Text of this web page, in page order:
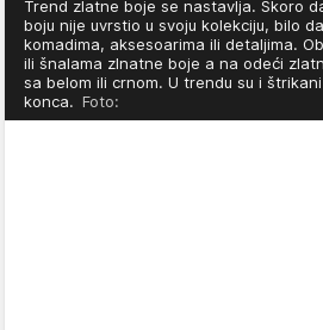
Trend zlatne boje se nastavlja. Skoro
boju nije uvrstio u svoju kolekciju, bilo
komadima, aksesoarima ili detaljima.
ili šnalama zlnatne boje a na odeći
sa belom ili crnom. U trendu su i
konca. Foto: